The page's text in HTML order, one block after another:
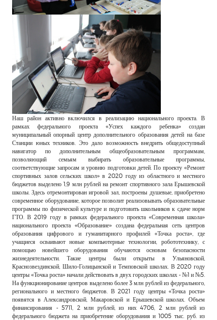
Наш район активно включился в реализацию национального проекта. В
рамках федерального проекта «Успех каждого ребенка» создан
муниципальный опорный центр дополнительного образования детей на базе
Станции юных техников. Это дало возможность внедрить общедоступный
навигатор по дополнительным общеобразовательным программам,
позволяющий семьям выбирать образовательные программы,
соответствующие запросам и уровню подготовки детей. По проекту «Ремонт
спортивных залов сельских школ» в 2020 году из областного и местного
бюджетов выделено 1,9 млн рублей на ремонт спортивного зала Ерышевской
школы. Здесь отремонтирован игровой зал, построены душевые, приобретено
современное оборудование, которое позволит реализовывать образовательные
программы по физической культуре и подготовить школьников к сдаче норм
ГТО. В 2019 году в рамках федерального проекта «Современная школа»
национального проекта «Образование» создана федеральная сеть центров
образования цифрового и гуманитарного профилей «Точка роста», где
учащиеся осваивают новые компьютерные технологии, робототехнику, с
помощью новейшего оборудования обучаются основам безопасности
жизнедеятельности. Такие центры были открыты в Ульяновской,
Краснозвездинской, Шило-Голицынской и Темповской школах. В 2020 году
центры «Точка роста» начали действовать в двух городских школах - №1 и №5.
На функционирование центров выделено более 3 млн рублей из федерального,
регионального и местного бюджетов. В 2021 году центры «Точка роста»
появятся в Александровской, Макаровской и Ерышевской школах. Объем
финансирования - 5711, 2 млн рублей, из них 4706, 2 млн рублей из
федерального бюджета на приобретение оборудования и 1005 тыс. руб. из